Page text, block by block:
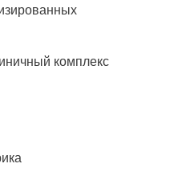
комплекс